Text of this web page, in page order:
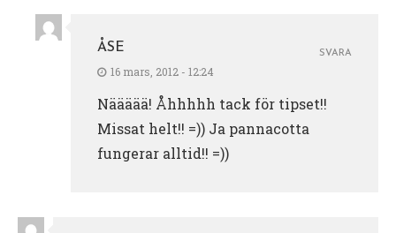
ÅSE
16 mars, 2012 - 12:24
Näääää! Åhhhhh tack för tipset!!
Missat helt!! =)) Ja pannacotta
fungerar alltid!! =))
SVARA